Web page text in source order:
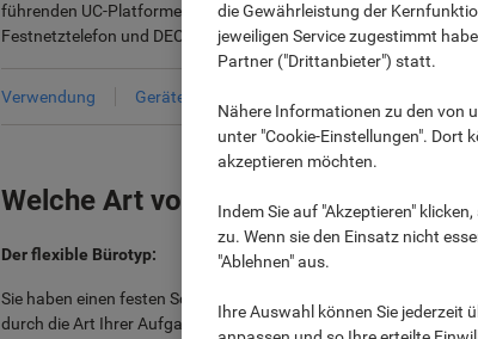
führenden UC-Platformen von zum Beispiel Cisco, Microsoft
Festnetztelefon und DECT-Telefon verbinden.
Verwendung Geräte
Welche Art von Headset-Nutzer sind
Der flexible Bürotyp:
Sie haben einen festen Schreibtisch, bedingt
durch die Art Ihrer Aufgaben verbringen Sie dort
möchten Sie
auf dem
die Gewährleistung der
jeweiligen Service zugestimmt
Partner ("Drittanbieter") statt.
Nähere Informationen zu den von
unter "Cookie-Einstellungen". Dort
akzeptieren möchten.
Indem Sie auf "Akzeptieren"
zu. Wenn sie den Einsatz nicht
"Ablehnen" aus.
Ihre Auswahl können Sie jederzeit